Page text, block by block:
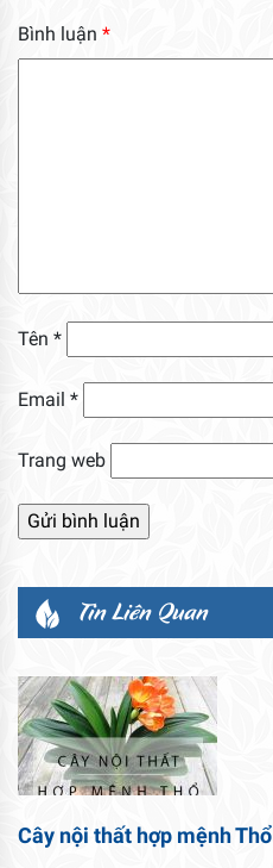
Bình luận *
Tên *
Email *
Trang web
Tin Liên Quan
Cây nội thất hợp mệnh Thổ